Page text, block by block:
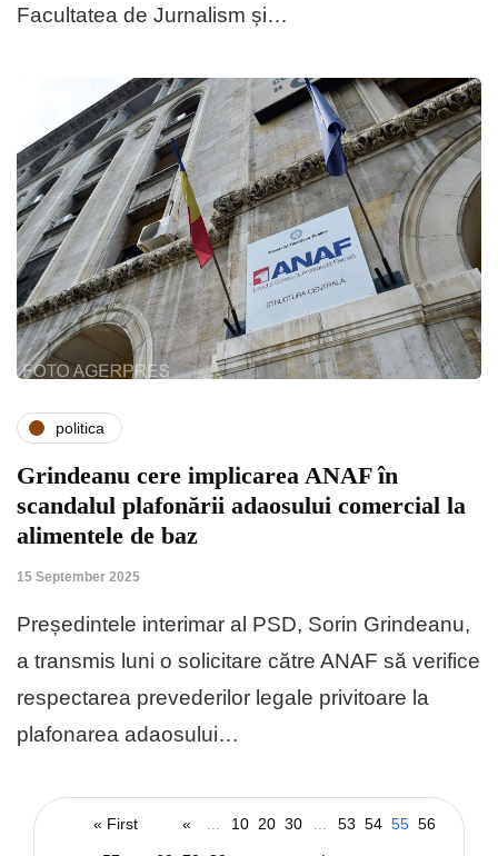
Facultatea de Jurnalism și…
politica
Grindeanu cere implicarea ANAF în
scandalul plafonării adaosului comercial la
alimentele de baz
15 September 2025
Președintele interimar al PSD, Sorin Grindeanu,
a transmis luni o solicitare către ANAF să verifice
respectarea prevederilor legale privitoare la
plafonarea adaosului…
« First « 10 20 30 53 54 55 56